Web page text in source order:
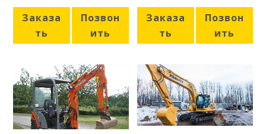
Заказа
ть
Позвон
ить
Заказа
ть
Позвон
ить